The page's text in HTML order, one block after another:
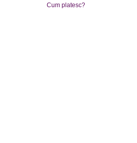
Cum platesc?